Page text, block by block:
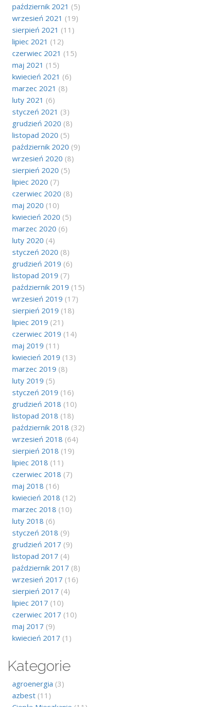
październik 2021 (5)
wrzesień 2021 (19)
sierpień 2021 (11)
lipiec 2021 (12)
czerwiec 2021 (15)
maj 2021 (15)
kwiecień 2021 (6)
marzec 2021 (8)
luty 2021 (6)
styczeń 2021 (3)
grudzień 2020 (8)
listopad 2020 (5)
październik 2020 (9)
wrzesień 2020 (8)
sierpień 2020 (5)
lipiec 2020 (7)
czerwiec 2020 (8)
maj 2020 (10)
kwiecień 2020 (5)
marzec 2020 (6)
luty 2020 (4)
styczeń 2020 (8)
grudzień 2019 (6)
listopad 2019 (7)
październik 2019 (15)
wrzesień 2019 (17)
sierpień 2019 (18)
lipiec 2019 (21)
czerwiec 2019 (14)
maj 2019 (11)
kwiecień 2019 (13)
marzec 2019 (8)
luty 2019 (5)
styczeń 2019 (16)
grudzień 2018 (10)
listopad 2018 (18)
październik 2018 (32)
wrzesień 2018 (64)
sierpień 2018 (19)
lipiec 2018 (11)
czerwiec 2018 (7)
maj 2018 (16)
kwiecień 2018 (12)
marzec 2018 (10)
luty 2018 (6)
styczeń 2018 (9)
grudzień 2017 (9)
listopad 2017 (4)
październik 2017 (8)
wrzesień 2017 (16)
sierpień 2017 (4)
lipiec 2017 (10)
czerwiec 2017 (10)
maj 2017 (9)
kwiecień 2017 (1)
Kategorie
agroenergia (3)
azbest (11)